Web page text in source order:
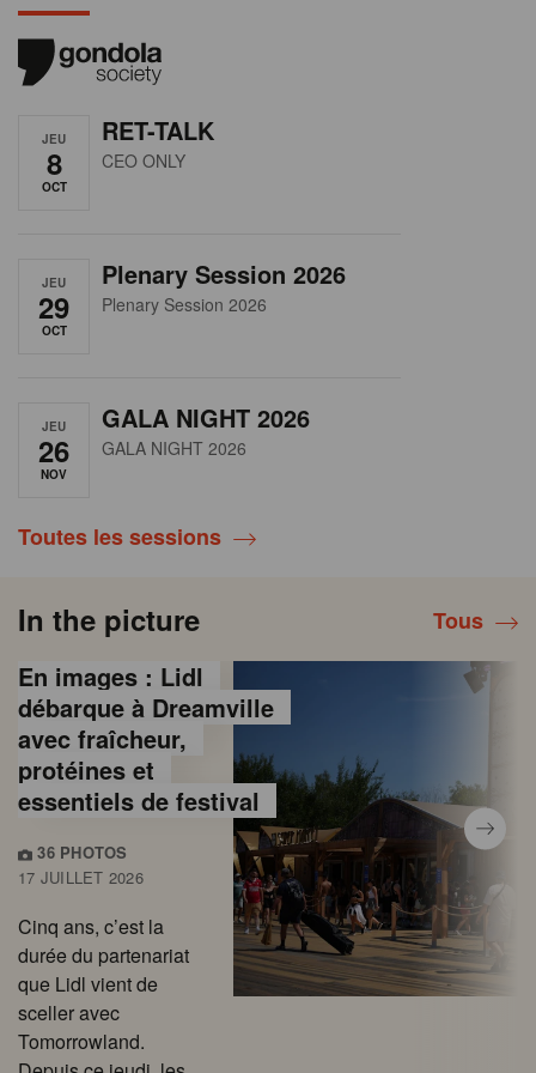
JEU
8
OCT
RET-TALK
CEO ONLY
JEU
29
OCT
Plenary Session 2026
Plenary Session 2026
JEU
26
NOV
GALA NIGHT 2026
GALA NIGHT 2026
Toutes les sessions
In the picture Tous
En images : Lidl
débarque à Dreamville
avec fraîcheur,
protéines et
essentiels de festival
36 PHOTOS
17 JUILLET 2026
Cinq ans, c’est la
durée du partenariat
que Lidl vient de
sceller avec
Tomorrowland.